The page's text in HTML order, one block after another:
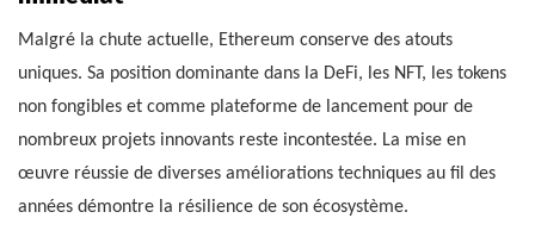
Malgré la chute actuelle, Ethereum conserve des atouts
uniques. Sa position dominante dans la DeFi, les NFT, les tokens
non fongibles et comme plateforme de lancement pour de
nombreux projets innovants reste incontestée. La mise en
œuvre réussie de diverses améliorations techniques au fil des
années démontre la résilience de son écosystème.